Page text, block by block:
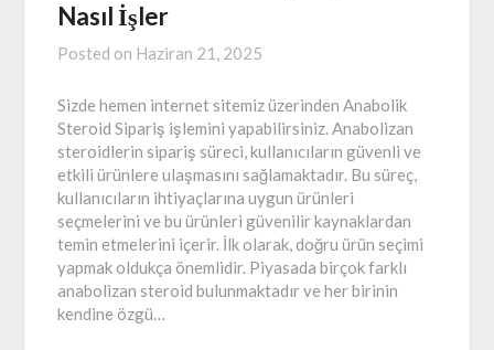
Nasıl İşler
Posted on Haziran 21, 2025
Sizde hemen internet sitemiz üzerinden Anabolik
Steroid Sipariş işlemini yapabilirsiniz. Anabolizan
steroidlerin sipariş süreci, kullanıcıların güvenli ve
etkili ürünlere ulaşmasını sağlamaktadır. Bu süreç,
kullanıcıların ihtiyaçlarına uygun ürünleri
seçmelerini ve bu ürünleri güvenilir kaynaklardan
temin etmelerini içerir. İlk olarak, doğru ürün seçimi
yapmak oldukça önemlidir. Piyasada birçok farklı
anabolizan steroid bulunmaktadır ve her birinin
kendine özgü…